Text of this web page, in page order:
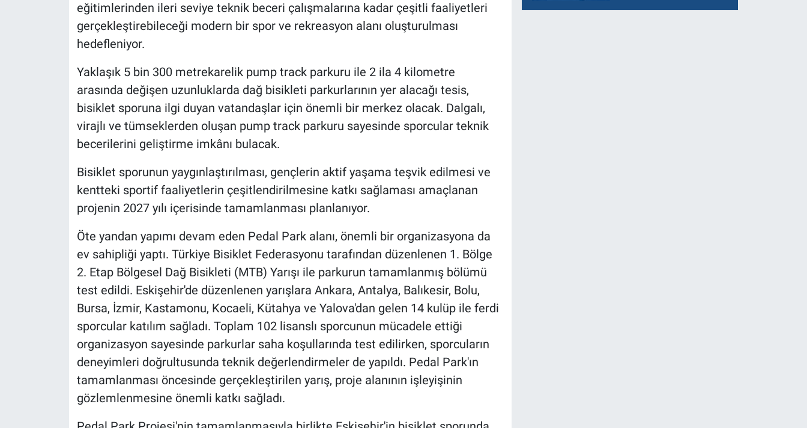
eğitimlerinden ileri seviye teknik beceri çalışmalarına kadar çeşitli faaliyetleri
gerçekleştirebileceği modern bir spor ve rekreasyon alanı oluşturulması
hedefleniyor.
Yaklaşık 5 bin 300 metrekarelik pump track parkuru ile 2 ila 4 kilometre
arasında değişen uzunluklarda dağ bisikleti parkurlarının yer alacağı tesis,
bisiklet sporuna ilgi duyan vatandaşlar için önemli bir merkez olacak. Dalgalı,
virajlı ve tümseklerden oluşan pump track parkuru sayesinde sporcular teknik
becerilerini geliştirme imkânı bulacak.
Bisiklet sporunun yaygınlaştırılması, gençlerin aktif yaşama teşvik edilmesi ve
kentteki sportif faaliyetlerin çeşitlendirilmesine katkı sağlaması amaçlanan
projenin 2027 yılı içerisinde tamamlanması planlanıyor.
Öte yandan yapımı devam eden Pedal Park alanı, önemli bir organizasyona da
ev sahipliği yaptı. Türkiye Bisiklet Federasyonu tarafından düzenlenen 1. Bölge
2. Etap Bölgesel Dağ Bisikleti (MTB) Yarışı ile parkurun tamamlanmış bölümü
test edildi. Eskişehir'de düzenlenen yarışlara Ankara, Antalya, Balıkesir, Bolu,
Bursa, İzmir, Kastamonu, Kocaeli, Kütahya ve Yalova'dan gelen 14 kulüp ile ferdi
sporcular katılım sağladı. Toplam 102 lisanslı sporcunun mücadele ettiği
organizasyon sayesinde parkurlar saha koşullarında test edilirken, sporcuların
deneyimleri doğrultusunda teknik değerlendirmeler de yapıldı. Pedal Park'ın
tamamlanması öncesinde gerçekleştirilen yarış, proje alanının işleyişinin
gözlemlenmesine önemli katkı sağladı.